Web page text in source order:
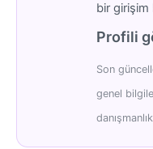
bir girişim
Profili
Son
genel